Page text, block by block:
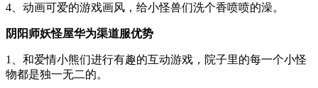
4、动画可爱的游戏画风，给小怪兽们洗个香喷喷的澡。
阴阳师妖怪屋华为渠道服优势
1、和爱情小熊们进行有趣的互动游戏，院子里的每一个小怪
物都是独一无二的。